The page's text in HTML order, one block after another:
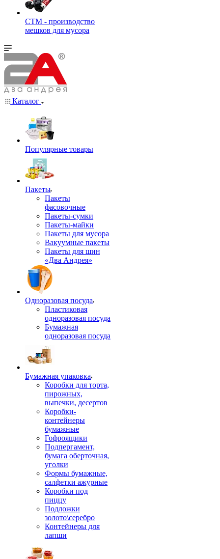
СТМ - производство
мешков для мусора
Каталог
Популярные товары
Пакеты
Пакеты
фасовочные
Пакеты-сумки
Пакеты-майки
Пакеты для мусора
Вакуумные пакеты
Пакеты для шин
«Два Андрея»
Одноразовая посуда
Пластиковая
одноразовая посуда
Бумажная
одноразовая посуда
Бумажная упаковка
Коробки для торта,
пирожных,
выпечки, десертов
Коробки-
контейнеры
бумажные
Гофроящики
Подпергамент,
бумага оберточная,
уголки
Формы бумажные,
салфетки ажурные
Коробки под
пиццу
Подложки
золото\серебро
Контейнеры для
лапши